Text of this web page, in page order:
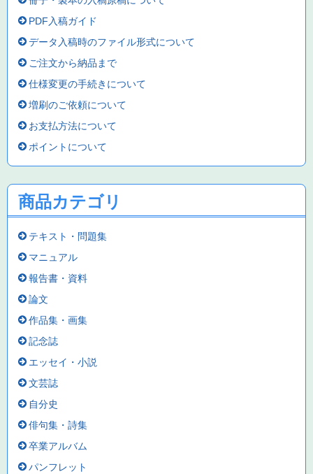
PDF入稿ガイド
データ入稿時のファイル形式について
ご注文から納品まで
仕様変更の手続きについて
増刷のご依頼について
お支払方法について
ポイントについて
商品カテゴリ
テキスト・問題集
マニュアル
報告書・資料
論文
作品集・画集
記念誌
エッセイ・小説
文芸誌
自分史
俳句集・詩集
卒業アルバム
パンフレット